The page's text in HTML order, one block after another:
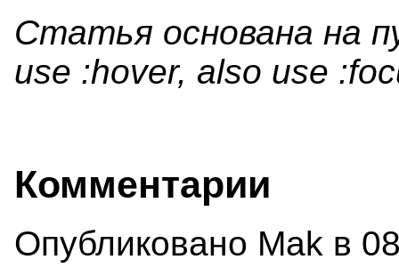
Статья основана на
use :hover, also use
Комментарии
Опубликовано Mak в